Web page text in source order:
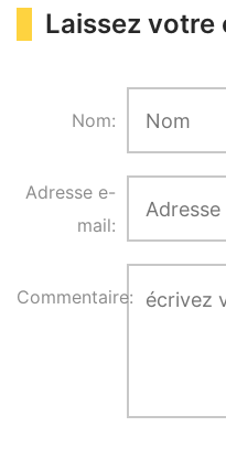
Laissez votre
Nom:
Adresse e-
mail:
Commentaire: